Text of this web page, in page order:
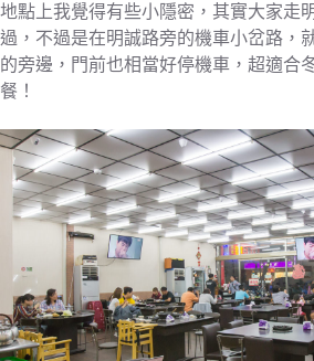
地點上我覺得有些小隱密，其實大家走
過，不過是在明誠路旁的機車小岔路，
的旁邊，門前也相當好停機車，超適合
餐！